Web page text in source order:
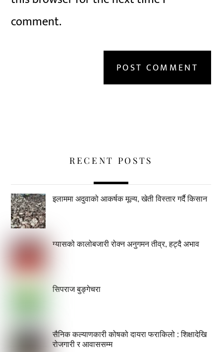
comment.
RECENT POSTS
इलाममा अदुवाको आकर्षक मूल्य, खेती विस्तार गर्दै किसान
ग्यासको कालोबजारी रोक्न अनुगमन तीव्र, हट्दै अभाव
सिपराज बुङ्गेचरा
सैनिक कल्याणकारी कोषको दायरा फराकिलो : शिक्षादेखि
रोजगारी र आवाससम्म